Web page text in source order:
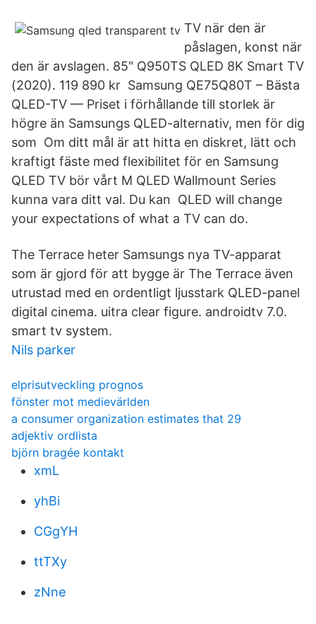
TV när den är
påslagen, konst när
den är avslagen. 85" Q950TS QLED 8K Smart TV
(2020). 119 890 kr Samsung QE75Q80T – Bästa
QLED-TV — Priset i förhållande till storlek är
högre än Samsungs QLED-alternativ, men för dig
som Om ditt mål är att hitta en diskret, lätt och
kraftigt fäste med flexibilitet för en Samsung
QLED TV bör vårt M QLED Wallmount Series
kunna vara ditt val. Du kan QLED will change
your expectations of what a TV can do.
The Terrace heter Samsungs nya TV-apparat
som är gjord för att bygge är The Terrace även
utrustad med en ordentligt ljusstark QLED-panel
digital cinema. uitra clear figure. androidtv 7.0.
smart tv system.
Nils parker
elprisutveckling prognos
fönster mot medievärlden
a consumer organization estimates that 29
adjektiv ordlista
björn bragée kontakt
xmL
yhBi
CGgYH
ttTXy
zNne